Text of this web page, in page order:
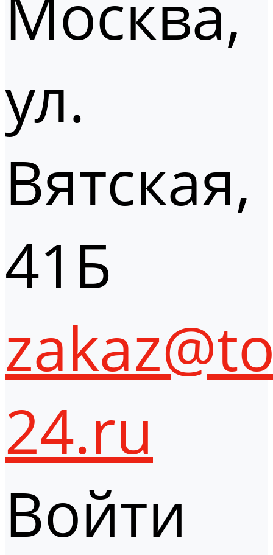
ул.
Вятская,
41Б
24.ru
Войти